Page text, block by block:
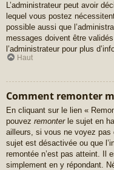
L’administrateur peut avoir
lequel vous postez
possible aussi que
messages doivent être
l’administrateur pour plus
Haut
Comment remonter
En cliquant sur le lien «
pouvez remonterle sujet en
ailleurs, si vous ne voyez pas
sujet est désactivée ou que
remontée n’est pas atteint. Il
simplement en y répondant.